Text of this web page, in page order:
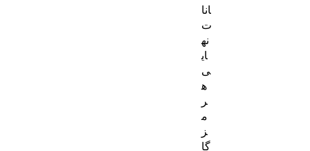
انا
ت
نه
ای
ی
ه
ر
م
ز
گا